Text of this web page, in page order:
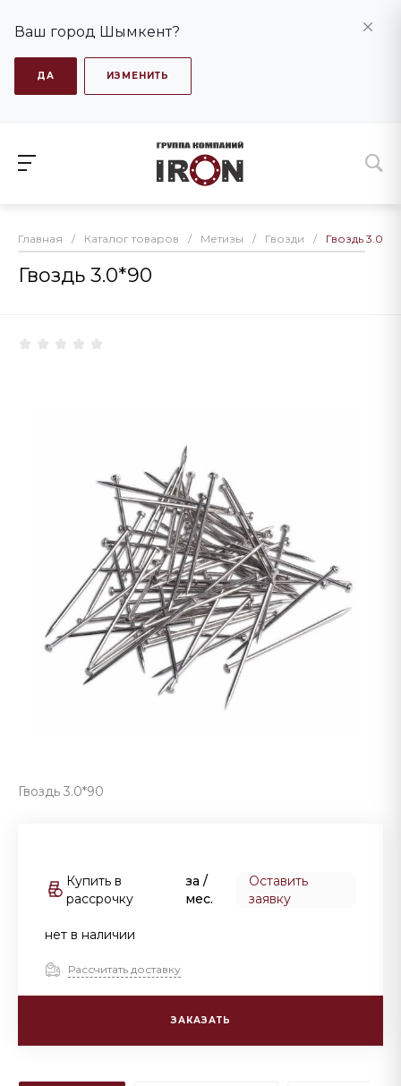
Ваш город Шымкент?
ДА ИЗМЕНИТЬ
Главная / Каталог товаров / Метизы / Гвозди / Гвоздь 3.0*90
Гвоздь 3.0*90
Гвоздь 3.0*90
Купить в
рассрочку
за/
мес.
Оставить
заявку
нет в наличии
Рассчитать доставку
ЗАКАЗАТЬ